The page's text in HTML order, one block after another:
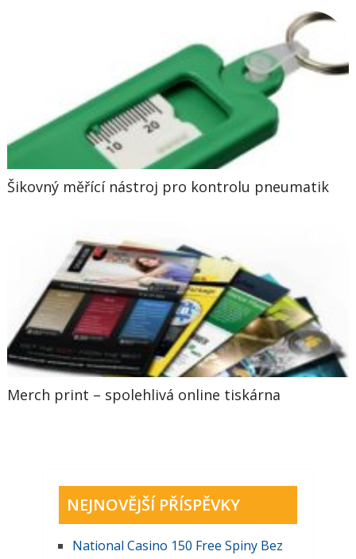
Šikovný měřící nástroj pro kontrolu pneumatik
Merch print – spolehlivá online tiskárna
NEJNOVĚJŠÍ PŘÍSPĚVKY
National Casino 150 Free Spiny Bez